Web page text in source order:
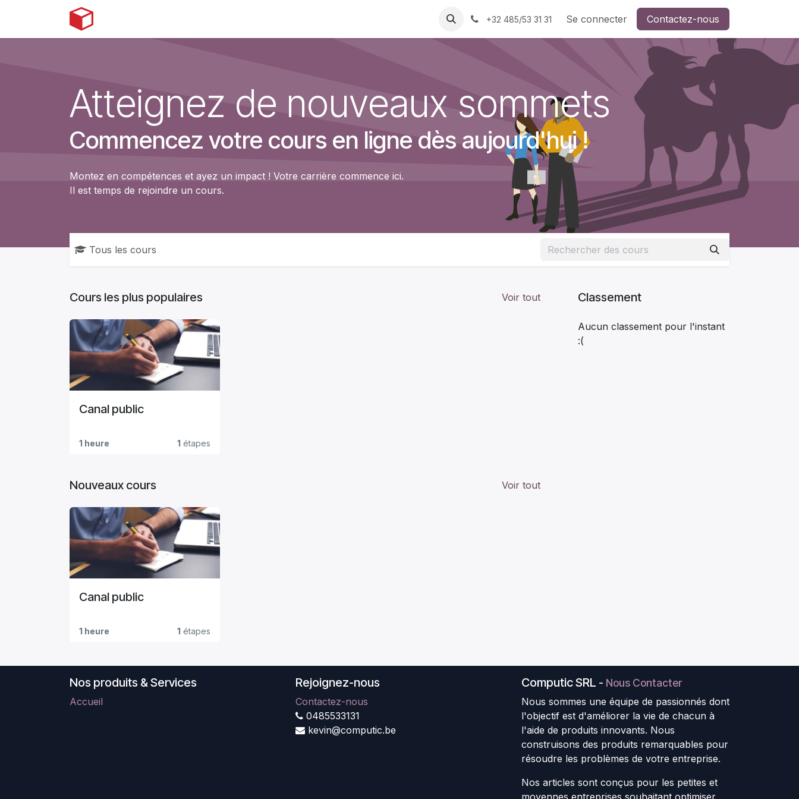
Se rendre au contenu
+32 485/53 31 31 Se connecter Contactez-nous
Atteignez de nouveaux sommets
Commencez votre cours en ligne dès aujourd'hui !
Montez en compétences et ayez un impact ! Votre carrière commence ici.
Il est temps de rejoindre un cours.
Tous les cours
Classement
Aucun classement pour l'instant
:(
Voir tout
Cours les plus populaires
Canal public
1 heure 1 étapes
Voir tout
Nouveaux cours
Canal public
1 heure 1 étapes
Nos produits & Services
Accueil
Rejoignez-nous
Contactez-nous
0485533131
kevin@computic.be
Computic SRL - Nous Contacter
Nous sommes une équipe de passionnés dont
l'objectif est d'améliorer la vie de chacun à
l'aide de produits innovants. Nous
construisons des produits remarquables pour
résoudre les problèmes de votre entreprise.
Nos articles sont conçus pour les petites et